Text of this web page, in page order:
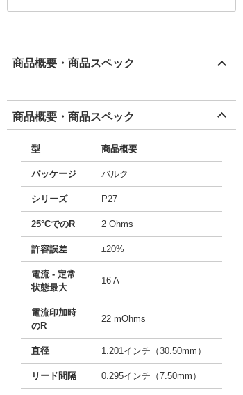
商品概要・商品スペック
商品概要・商品スペック
型 商品概要
パッケージ バルク
シリーズ P27
25°CでのR 2 Ohms
許容誤差 ±20%
電流 - 定常
状態最大
16 A
電流印加時
のR
22 mOhms
直径 1.201インチ（30.50mm）
リード間隔 0.295インチ（7.50mm）